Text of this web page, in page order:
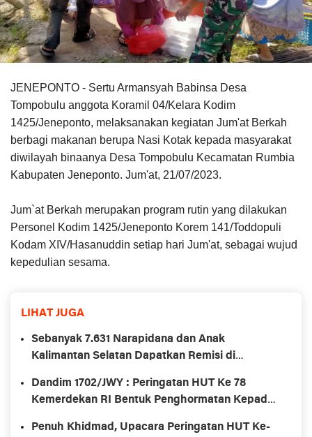
JENEPONTO - Sertu Armansyah Babinsa Desa
Tompobulu anggota Koramil 04/Kelara Kodim
1425/Jeneponto, melaksanakan kegiatan Jum'at Berkah
berbagi makanan berupa Nasi Kotak kepada masyarakat
diwilayah binaanya Desa Tompobulu Kecamatan Rumbia
Kabupaten Jeneponto. Jum'at, 21/07/2023.
Jum`at Berkah merupakan program rutin yang dilakukan
Personel Kodim 1425/Jeneponto Korem 141/Toddopuli
Kodam XIV/Hasanuddin setiap hari Jum'at, sebagai wujud
kepedulian sesama.
LIHAT JUGA
Sebanyak 7.631 Narapidana dan Anak
Kalimantan Selatan Dapatkan Remisi di
Dandim 1702/JWY : Peringatan HUT Ke 78
Kemerdekan RI Bentuk Penghormatan Kepada
Penuh Khidmad, Upacara Peringatan HUT Ke-